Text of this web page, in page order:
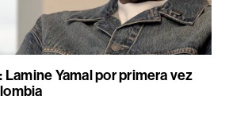
Yamal por primera vez